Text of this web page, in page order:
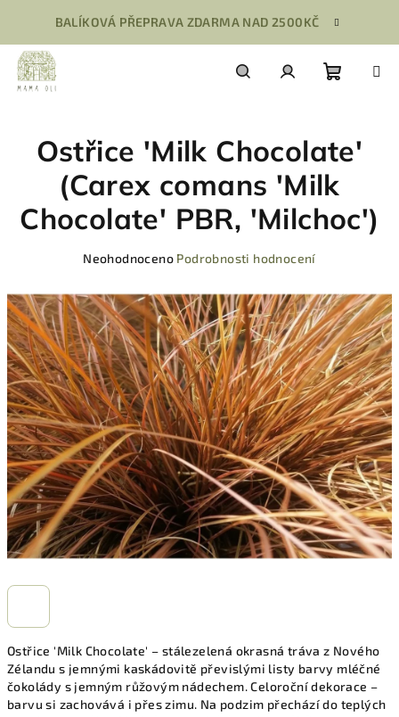
obsah
BALÍKOVÁ PŘEPRAVA ZDARMA NAD 2500KČ
košík
Ostřice 'Milk Chocolate' – stálezelená okrasná tráva z Nového
Zélandu s jemnými kaskádovitě převislými listy barvy mléčné
čokolády s jemným růžovým nádechem. Celoroční dekorace –
barvu si zachovává i přes zimu. Na podzim přechází do teplých
Ostřice 'Milk Chocolate'
(Carex comans 'Milk
Chocolate' PBR, 'Milchoc')
Průměrné
produktu
je
0,0
z
5
hvězdiček.
Neohodnoceno Podrobnosti hodnocení